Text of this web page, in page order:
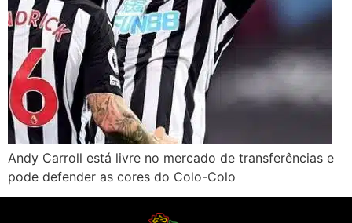
Andy Carroll está livre no mercado de transferências e
pode defender as cores do Colo-Colo